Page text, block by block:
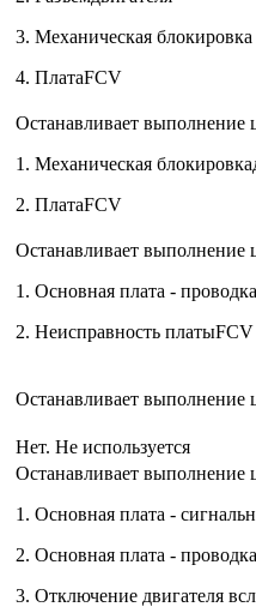
3. Механическая блокировка
4. ПлатаFCV
Останавливает выполнение
1. Механическая
2. ПлатаFCV
Останавливает выполнение
1. Основная плата -
2. Неисправность платыFCV
Останавливает
Нет. Не используется
Останавливает выполнение
1. Основная плата -
2. Основная плата -
3. Отключение двигателя